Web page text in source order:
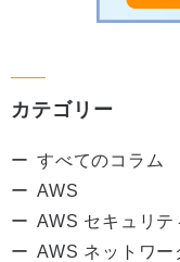
カテゴリー
すべてのコラム
AWS
AWS セキュリテ
AWS ネットワー